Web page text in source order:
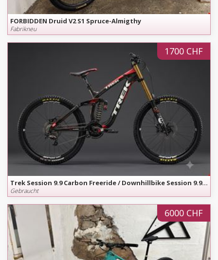
FORBIDDEN Druid V2 S1 Spruce-Almigthy
Fabrikneu
1700 CHF
Trek Session 9.9 Carbon Freeride / Downhillbike Session 9.9 Carbon - nur 14.5 kg - Grösse S
Gebraucht
6000 CHF